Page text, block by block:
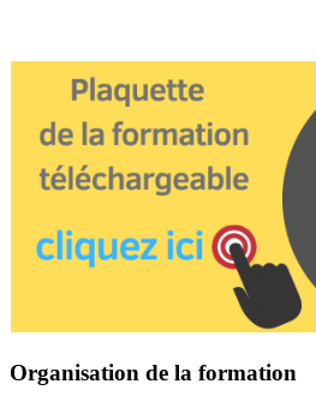
Organisation de la formation